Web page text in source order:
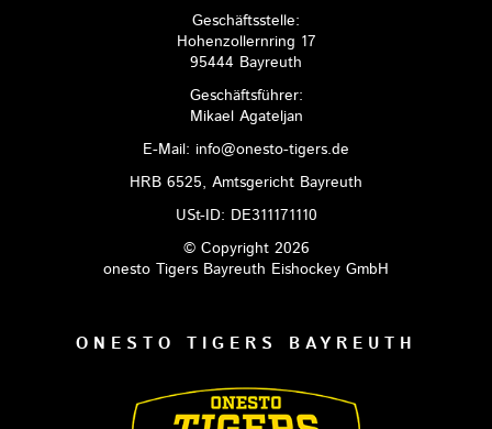
Geschäftsstelle:
Hohenzollernring 17
95444 Bayreuth
Geschäftsführer:
Mikael Agateljan
E-Mail: info@onesto-tigers.de
HRB 6525, Amtsgericht Bayreuth
USt-ID: DE311171110
© Copyright 2026
onesto Tigers Bayreuth Eishockey GmbH
ONESTO TIGERS BAYREUTH